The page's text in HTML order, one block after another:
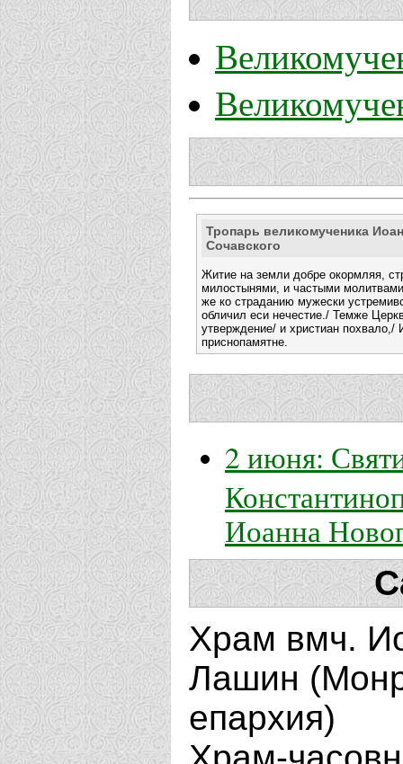
Тропарь великомученика
Сочавского
Житие на земли добре окормляя,
милостынями, и частыми
же ко страданию мужески
обличил еси нечестие./ Темже
утверждение/ и христиан похвало,/
приснопамятне.
2 июня:
Иоанна
Храм вмч.
Лашин
епархия)